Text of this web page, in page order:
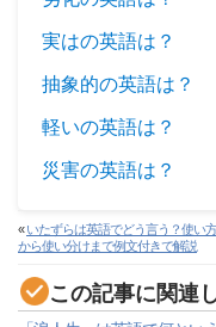
実はの英語は？
抽象的の英語は？
軽いの英語は？
災害の英語は？
«いたずらは英語でどう言う？使い方
から使い分けまで例文付きで解説
この記事に関連